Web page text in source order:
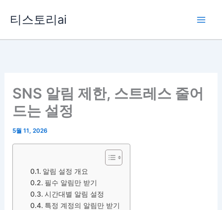
티스토리ai
SNS 알림 제한, 스트레스 줄어
드는 설정
5월 11, 2026
알림 설정 개요
필수 알림만 받기
시간대별 알림 설정
특정 계정의 알림만 받기